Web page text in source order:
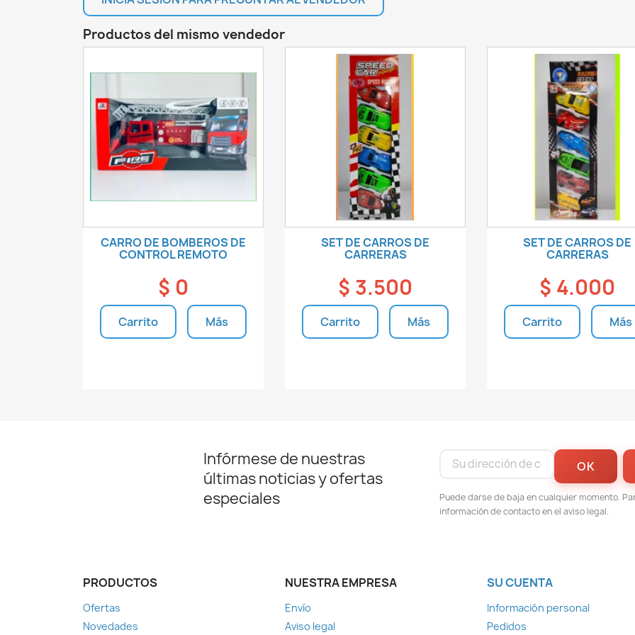
Productos del mismo vendedor
CARRO DE BOMBEROS DE
CONTROL REMOTO
$ 0
Carrito Más
SET DE CARROS DE
CARRERAS
$ 3.500
Carrito Más
SET DE CARROS DE
CARRERAS
$ 4.000
Carrito Más
Infórmese de nuestras
últimas noticias y ofertas
especiales
Puede darse de baja en cualquier momento.
información de contacto en el aviso legal.
PRODUCTOS
Ofertas
Novedades
NUESTRA EMPRESA
Envío
Aviso legal
SU CUENTA
Información personal
Pedidos